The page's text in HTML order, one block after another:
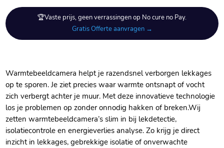
🏆Vaste prijs, geen verrassingen op No cure no Pay.
Gratis Offerte aanvragen →
Warmtebeeldcamera helpt je razendsnel verborgen lekkages
op te sporen.​ Je ziet precies waar warmte ontsnapt of vocht
zich verbergt achter je muur.​ Met deze innovatieve technologie
los je problemen op zonder onnodig hakken of breken.​ Wij
zetten warmtebeeldcamera’s slim in bij lekdetectie,
isolatiecontrole en energieverlies analyse.​ Zo krijg je direct
inzicht in lekkages, gebrekkige isolatie of onverwachte